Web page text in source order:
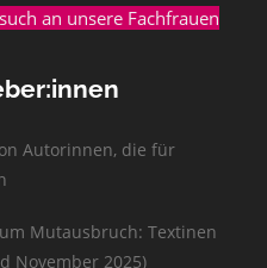
an unsere Fachfrauen
Autorinnen, die für
Mutausbruch: Textinen
November 2025)